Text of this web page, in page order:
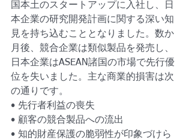
国本土のスタートアップに入社し、日
本企業の研究開発計画に関する深い知
見を持ち込むこととなりました。数か
月後、競合企業は類似製品を発売し、
日本企業はASEAN諸国の市場で先行優
位を失いました。主な商業的損害は次
の通りです。
• 先行者利益の喪失
• 顧客の競合製品への流出
• 知的財産保護の脆弱性が印象づけら